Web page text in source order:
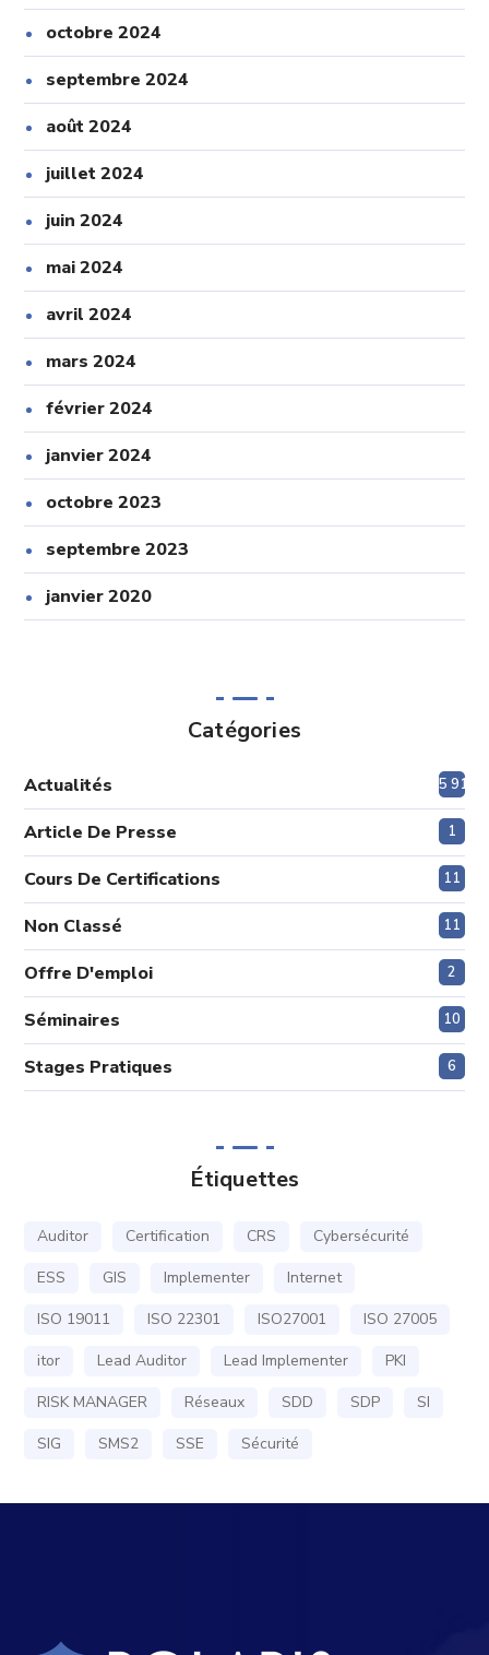
octobre 2024
septembre 2024
août 2024
juillet 2024
juin 2024
mai 2024
avril 2024
mars 2024
février 2024
janvier 2024
octobre 2023
septembre 2023
janvier 2020
Catégories
Actualités 5 915
Article De Presse 1
Cours De Certifications 11
Non Classé 11
Offre D'emploi 2
Séminaires 10
Stages Pratiques 6
Étiquettes
Auditor Certification CRS
Cybersécurité
ESS
GIS Implementer
Internet
ISO 19011
ISO 22301 ISO27001
ISO 27005
itor
Lead Auditor Lead Implementer
PKI
RISK MANAGER
Réseaux SDD SDP
SI
SIG
SMS2 SSE Sécurité